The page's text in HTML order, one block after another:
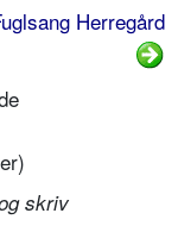
Herregård
skriv